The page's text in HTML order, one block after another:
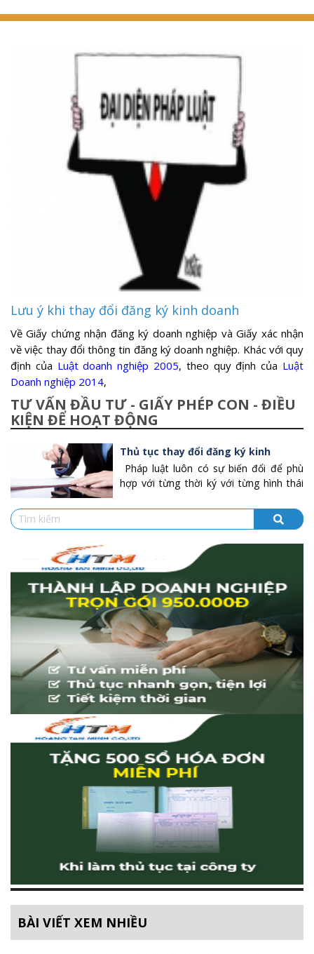
Lưu ý khi thay đổi đăng ký kinh doanh
Về Giấy chứng nhận đăng ký doanh nghiệp và Giấy xác nhận
về việc thay đổi thông tin đăng ký doanh nghiệp. Khác với quy
định của Luật doanh nghiệp 2005, theo quy định của Luật
Doanh nghiệp 2014,
TƯ VẤN ĐẦU TƯ - GIẤY PHÉP CON - ĐIỀU
KIỆN ĐỂ HOẠT ĐỘNG
Thủ tục thay đổi đăng ký kinh
doanh từ A - Z
Pháp luật luôn có sự biến đổi để phù
hợp với từng thời ký với từng hình thái
văn bản luật doanh nghiệp cũng có rất
nhiều thay đổi, bổ sung để phù hợp với
sự thay đổi của xã hội, Luật doanh
nghiệp
với những quy định về việc thủ
tục thành lập công ty hay thay đổi đăng
ký kinh doanh sẽ là căn cứ để doanh
nghiệp thực hiện.
BÀI VIẾT XEM NHIỀU